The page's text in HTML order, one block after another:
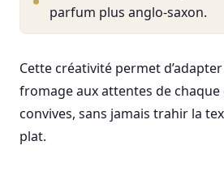
parfum plus anglo-saxon.
Cette créativité permet
fromage aux attentes de
convives, sans jamais trahir la
plat.